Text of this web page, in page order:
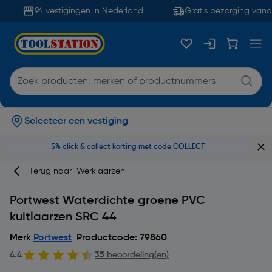
94 vestigingen in Nederland Gratis bezorging vanaf
Selecteer een vestiging
5% click & collect korting met code COLLECT
Terug naar Werklaarzen
Portwest Waterdichte groene PVC
kuitlaarzen SRC 44
Merk Portwest Productcode: 79860
4.4 35 beoordeling(en)